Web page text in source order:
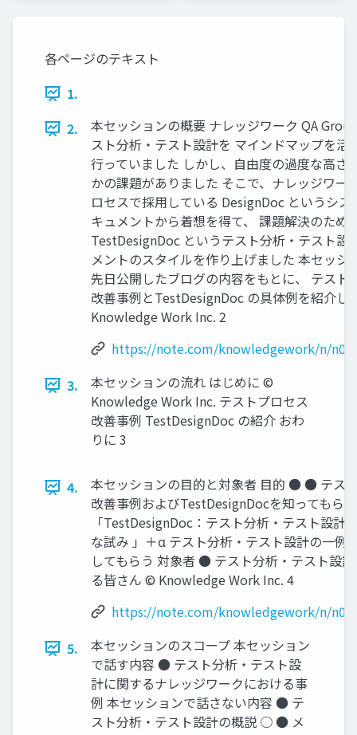
各ページのテキスト
1.
2.
本セッションの概要 ナレッジワーク QA
スト分析・テスト設計を マインドマップを活
行っていました しかし、自由度の過度な高さ
かの課題がありました そこで、ナレッジワー
ロセスで採用している DesignDoc というシス
キュメントから着想を得て、 課題解決のため
TestDesignDoc というテスト分析・テスト設
メントのスタイルを作り上げました 本セッシ
先日公開したブログの内容をもとに、 テスト
改善事例とTestDesignDoc の具体例を紹介し
Knowledge Work Inc. 2
https://note.com/knowledgework/n/
3.
本セッションの流れ はじめに ©
Knowledge Work Inc. テストプロセス
改善事例 TestDesignDoc の紹介 おわ
りに 3
4.
本セッションの目的と対象者 目的 ● ● テス
改善事例およびTestDesignDocを知ってもら
「TestDesignDoc：テスト分析・テスト設計
な試み 」＋α テスト分析・テスト設計の一例
してもらう 対象者 ● テスト分析・テスト設
る皆さん © Knowledge Work Inc. 4
https://note.com/knowledgework/n/
5.
本セッションのスコープ 本セッション
で話す内容 ● テスト分析・テスト設
計に関するナレッジワークにおける事
例 本セッションで話さない内容 ● テ
スト分析・テスト設計の概説 ○ ● メ